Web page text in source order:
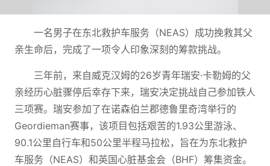
一名男子在东北救护车服务（NEAS）成功挽救其父
亲生命后，完成了一项令人印象深刻的筹款挑战。
三年前，来自威克汉姆的26岁青年瑞安·卡勒姆的父
亲经历心脏骤停后幸存下来，瑞安决定挑战自己参加铁人
三项赛。瑞安参加了在诺森伯兰郡德鲁里奇湾举行的
Geordieman赛事，该项目包括艰苦的1.93公里游泳、
90.1公里自行车和50公里半程马拉松，旨在为东北救护
车服务（NEAS）和英国心脏基金会（BHF）筹集资金。